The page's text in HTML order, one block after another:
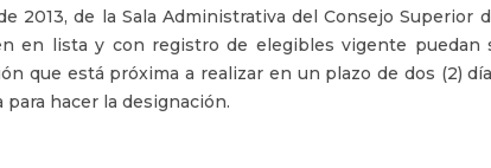
2013, de la Sala Administrativa del Consejo Superior
en lista y con registro de elegibles vigente puedan
que está próxima a realizar en un plazo de dos (2)
hacer la designación.